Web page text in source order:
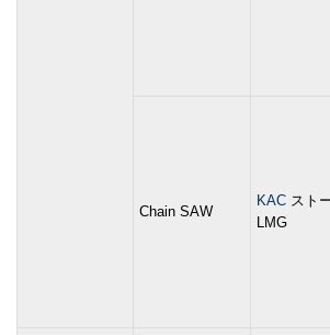
Chain SAW
KAC スト
LMG